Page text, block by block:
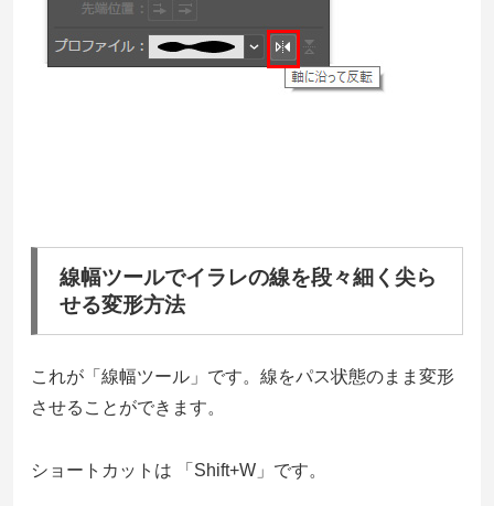
線幅ツールでイラレの線を段々細く尖ら
せる変形方法
これが「線幅ツール」です。線をパス状態のまま変形
させることができます。
ショートカットは 「Shift+W」です。